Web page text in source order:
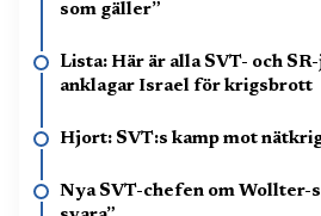
som gäller”
Lista: Här är alla SVT- och
anklagar Israel för krigsbrott
Hjort: SVT:s kamp mot
Nya SVT-chefen om Wollter-